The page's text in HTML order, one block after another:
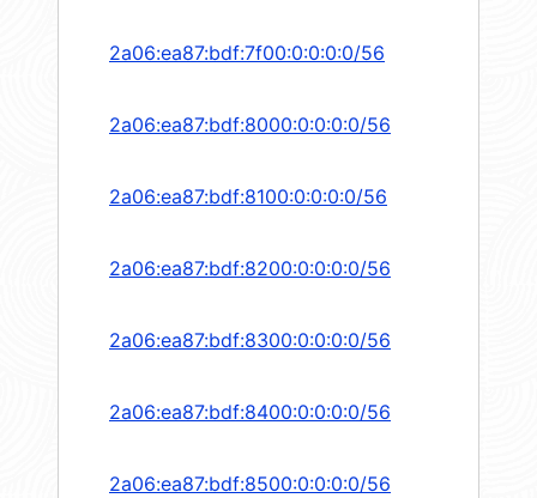
2a06:ea87:bdf:7f00:0:0:0:0/56
2a06:ea87:bdf:8000:0:0:0:0/56
2a06:ea87:bdf:8100:0:0:0:0/56
2a06:ea87:bdf:8200:0:0:0:0/56
2a06:ea87:bdf:8300:0:0:0:0/56
2a06:ea87:bdf:8400:0:0:0:0/56
2a06:ea87:bdf:8500:0:0:0:0/56